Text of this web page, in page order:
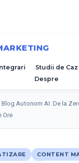
Studii de Caz
Despre
Blog Autonom AI: De la
Ore
CONTENT